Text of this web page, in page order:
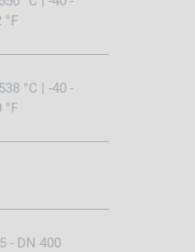
°F
°C | -40 -
°F
- DN 400